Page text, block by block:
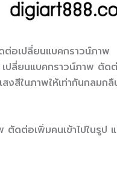
อเปลี่ยนแบคกราวน์ภาพ
ลี่ยนแบคกราวน์ภาพ ตัด
สีในภาพให้เท่ากันกลมกลื
ดต่อเพิ่มคนเข้าไปในรูป